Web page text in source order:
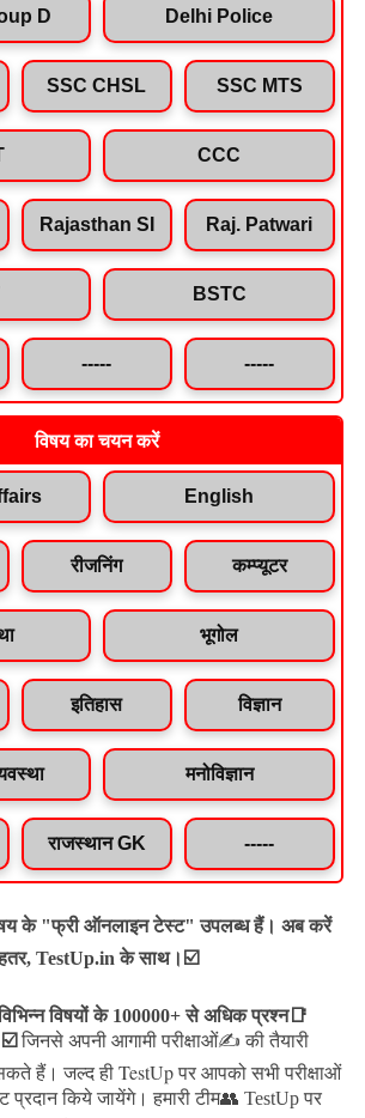
D Delhi Police
SSC CHSL SSC MTS
CCC
Rajasthan SI Raj. Patwari
BSTC
----- -----
विषय का चयन करें
English
रीजनिंग कम्प्यूटर
भूगोल
इतिहास विज्ञान
मनोविज्ञान
राजस्थान GK -----
के "फ्री ऑनलाइन टेस्ट" उपलब्ध हैं। अब करें
TestUp.in के साथ।☑️
विषयों के 100000+ से अधिक प्रश्न📑
☑️ जिनसे अपनी आगामी परीक्षाओं✍️ की तैयारी
सकते हैं।जल्द ही TestUp पर आपको सभी परीक्षाओं
किये जायेंगे। हमारी टीम👥 TestUp पर